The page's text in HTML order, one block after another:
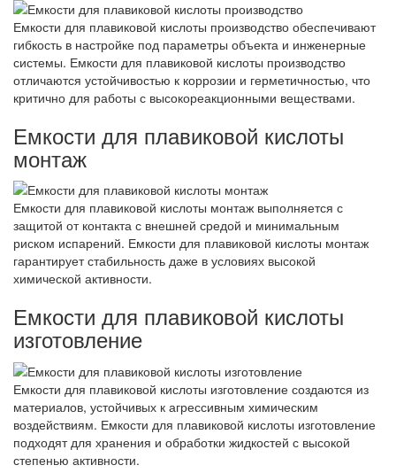
Емкости для плавиковой кислоты производство обеспечивают
гибкость в настройке под параметры объекта и инженерные
системы. Емкости для плавиковой кислоты производство
отличаются устойчивостью к коррозии и герметичностью, что
критично для работы с высокореакционными веществами.
Емкости для плавиковой кислоты
монтаж
Емкости для плавиковой кислоты монтаж выполняется с
защитой от контакта с внешней средой и минимальным
риском испарений. Емкости для плавиковой кислоты монтаж
гарантирует стабильность даже в условиях высокой
химической активности.
Емкости для плавиковой кислоты
изготовление
Емкости для плавиковой кислоты изготовление создаются из
материалов, устойчивых к агрессивным химическим
воздействиям. Емкости для плавиковой кислоты изготовление
подходят для хранения и обработки жидкостей с высокой
степенью активности.